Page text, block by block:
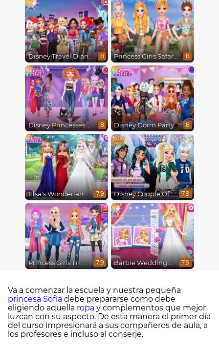
Disney Travel Diaries: City Break 8 Princess Girls Safari Trip 8
Disney Princesses Runway Show 8 Disney Dorm Party 8
Elsa's Wonderland Wedding 7.9 Disney Couple Of The Year 7.9
Princess Girls Trip To Aspen 7.9 Barbie Wedding Fun 7.9
Va a comenzar la escuela y nuestra pequeña
princesa Sofía debe prepararse como debe
eligiendo aquella ropa y complementos que mejor
luzcan con su aspecto. De esta manera el primer día
del curso impresionará a sus compañeros de aula, a
los profesores e incluso al conserje.